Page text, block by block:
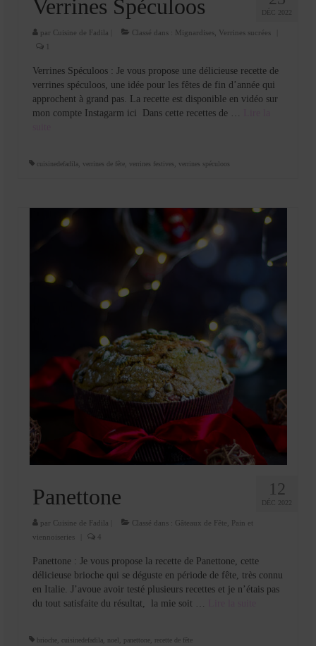
DÉC 2022
Verrines Spéculoos
par Cuisine de Fadila Classé dans : Mignardises Verrines sucrées
1
Verrines Spéculoos : Je vous propose une délicieuse recette de
verrines spéculoos, une idée pour les fêtes de fin d’année qui
approchent à grand pas. La recette est disponible en vidéo sur
mon compte Instagarm ici Dans cette recettes de …
cuisinedefadila verrines de fête verrines festives verrines spéculoos
12
DÉC 2022
Panettone
par Cuisine de Fadila Classé dans : Gâteaux de Fête
Pain et
viennoiseries
4
Panettone : Je vous propose la recette de Panettone, cette
délicieuse brioche qui se déguste en période de fête, très connu
en Italie. J’avoue avoir testé plusieurs recettes et je n’étais pas
du tout satisfaite du résultat, la mie soit …
brioche, cuisinedefadila, noel, panettone, recette de fête